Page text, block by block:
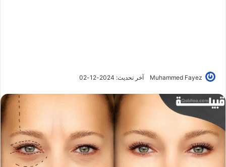
Muhammed Fayez آخر تحديث: 2024-12-02